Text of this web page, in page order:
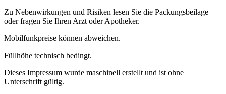
Zu Nebenwirkungen und Risiken lesen Sie die Packungsbeilage
oder fragen Sie Ihren Arzt oder Apotheker.
Mobilfunkpreise können abweichen.
Füllhöhe technisch bedingt.
Dieses Impressum wurde maschinell erstellt und ist ohne
Unterschrift gültig.